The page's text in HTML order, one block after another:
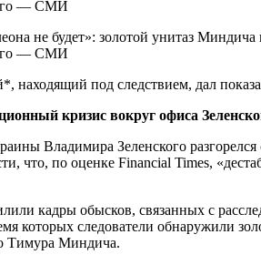
находящий под следствием, дал
кризис вокруг офиса
Владимира Зеленского
что, по оценке Financial Times,
кадры обысков, связанных с
которых следователи обнаружили
Тимура Миндича.